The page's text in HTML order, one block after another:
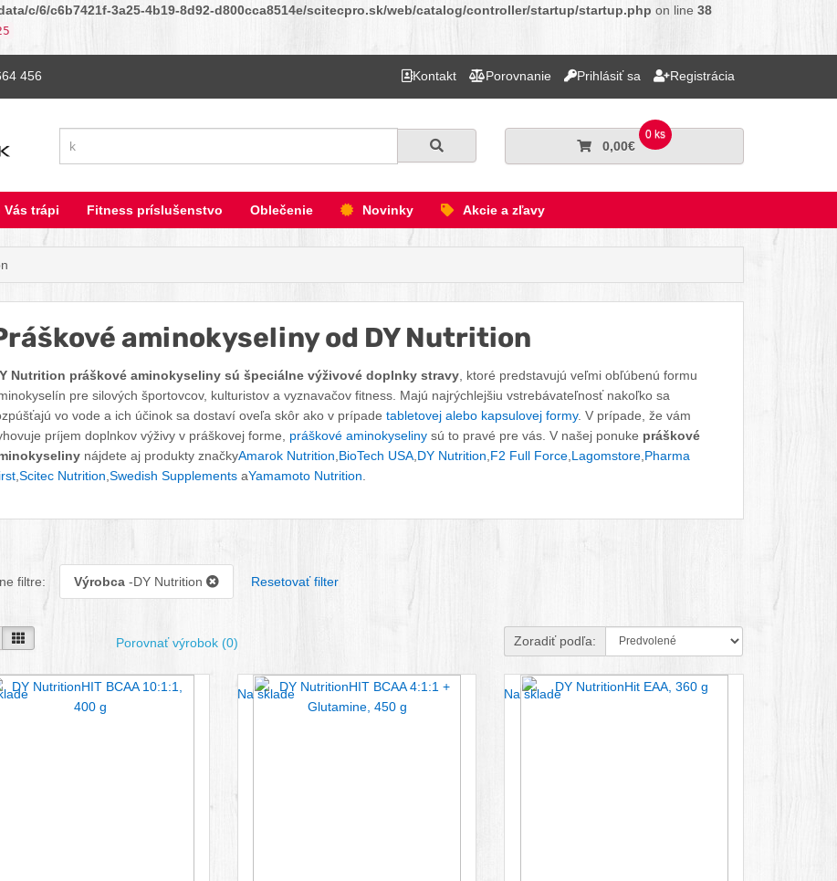
c/6/c6b7421f-3a25-4b19-8d92-d800cca8514e/scitecpro.sk/web/catalog/controller/startup/startup.php on line 38
456 Kontakt Porovnanie Prihlásiť sa Registrácia
0 ks
0,00€
Vás trápi Fitness príslušenstvo Oblečenie Novinky Akcie a zľavy
aminokyseliny od DY Nutrition
Nutrition práškové aminokyseliny sú špeciálne výživové doplnky stravy, ktoré predstavujú veľmi obľúbenú formu
pre silových športovcov, kulturistov a vyznavačov fitness. Majú najrýchlejšiu vstrebávateľnosť nakoľko sa
vo vode a ich účinok sa dostaví oveľa skôr ako v prípade tabletovej alebo kapsulovej formy. V prípade, že vám
príjem doplnkov výživy v práškovej forme, práškové aminokyselinysú to pravé pre vás. V našej ponuke práškové
nájdete aj produkty značkyAmarok Nutrition BioTech USA, DY Nutrition F2 Full Force, Lagomstore, Pharma
, Scitec Nutrition Swedish SupplementsaYamamoto Nutrition
filtre: Výrobca-DY Nutrition Resetovať filter
seba
Vedľa seba Porovnať výrobok (0) Zoradiť podľa:
Na sklade Na sklade